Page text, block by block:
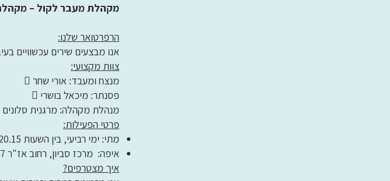
מקהלת מעבר לקול –
הרפרטואר שלנו:
אנו מבצעים שירים עכשוויים
צוות מקצועי:
 מנצח ומעבד: אורי שחר
 פסנתר: מיכאל בושרי
 מנהלת מקהלה: מרגנית סלונים
פרטי הפעילות:
מתי: ימי רביעי, בין השעות 18.00-20.15.
איפה: מרכז סביון, רחוב אז"ר 47, כפר סבא.
איך מצטרפים?